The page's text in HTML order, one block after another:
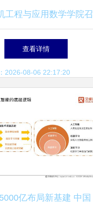
工程与应用数学学院召
智能专业专家论证会及
重点实验室可行性论证
查看详情
2026-08-06 22:17:20
亿布局新基建 中国